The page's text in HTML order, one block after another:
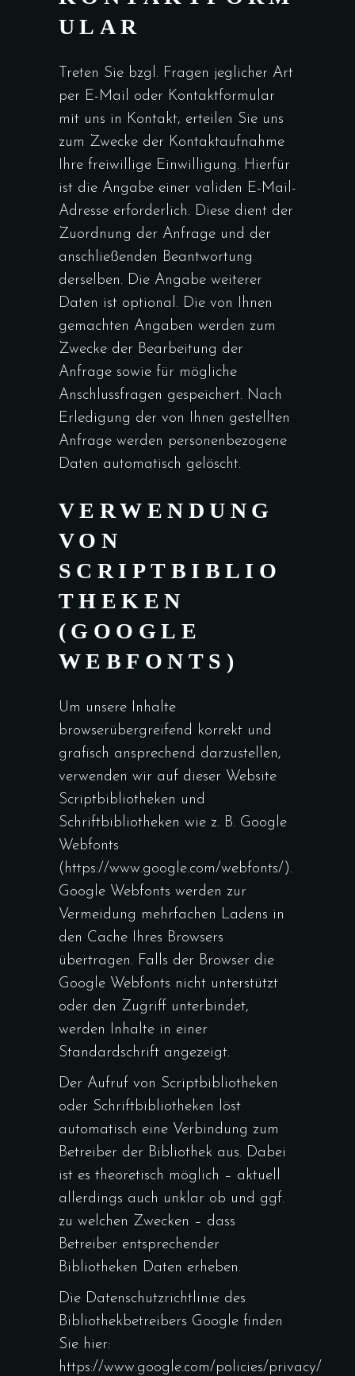
ULAR
Treten Sie bzgl. Fragen jeglicher Art
per E-Mail oder Kontaktformular
mit uns in Kontakt, erteilen Sie uns
zum Zwecke der Kontaktaufnahme
Ihre freiwillige Einwilligung. Hierfür
ist die Angabe einer validen E-Mail-
Adresse erforderlich. Diese dient der
Zuordnung der Anfrage und der
anschließenden Beantwortung
derselben. Die Angabe weiterer
Daten ist optional. Die von Ihnen
gemachten Angaben werden zum
Zwecke der Bearbeitung der
Anfrage sowie für mögliche
Anschlussfragen gespeichert. Nach
Erledigung der von Ihnen gestellten
Anfrage werden personenbezogene
Daten automatisch gelöscht.
VERWENDUNG
VON
SCRIPTBIBLIO
THEKEN
(GOOGLE
WEBFONTS)
Um unsere Inhalte
browserübergreifend korrekt und
grafisch ansprechend darzustellen,
verwenden wir auf dieser Website
Scriptbibliotheken und
Schriftbibliotheken wie z. B. Google
Webfonts
(https://www.google.com/webfonts/).
Google Webfonts werden zur
Vermeidung mehrfachen Ladens in
den Cache Ihres Browsers
übertragen. Falls der Browser die
Google Webfonts nicht unterstützt
oder den Zugriff unterbindet,
werden Inhalte in einer
Standardschrift angezeigt.
Der Aufruf von Scriptbibliotheken
oder Schriftbibliotheken löst
automatisch eine Verbindung zum
Betreiber der Bibliothek aus. Dabei
ist es theoretisch möglich – aktuell
allerdings auch unklar ob und ggf.
zu welchen Zwecken – dass
Betreiber entsprechender
Bibliotheken Daten erheben.
Die Datenschutzrichtlinie des
Bibliothekbetreibers Google finden
Sie hier:
https://www.google.com/policies/privacy/